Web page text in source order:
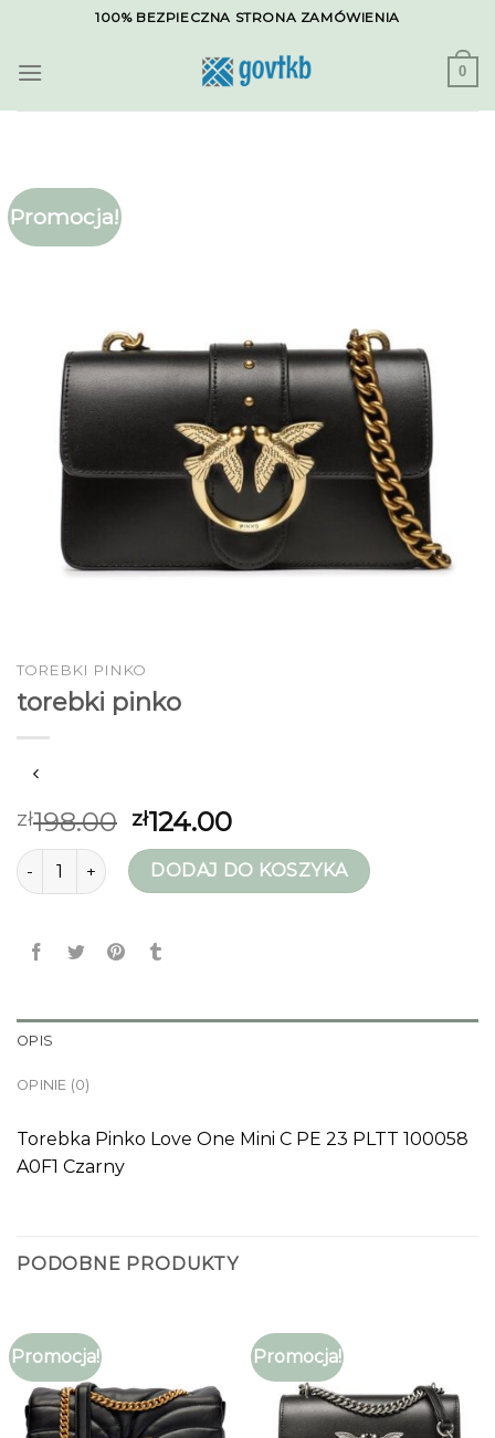
content
100% BEZPIECZNA STRONA ZAMÓWIENIA
0
Promocja!
TOREBKI PINKO
torebki pinko
zł198.00 zł124.00
ilość torebki pinkoDODAJ DO KOSZYKA
OPIS
OPINIE (0)
Torebka Pinko Love One Mini C PE 23 PLTT 100058
A0F1 Czarny
PODOBNE PRODUKTY
Promocja! Promocja!